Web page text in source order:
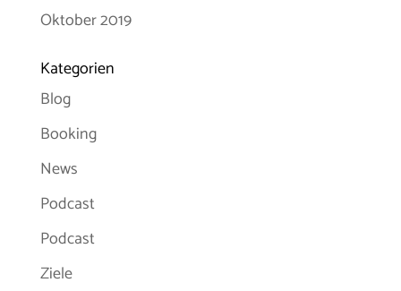
Oktober 2019
Kategorien
Blog
Booking
News
Podcast
Podcast
Ziele